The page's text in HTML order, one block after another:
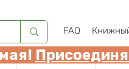
FAQ